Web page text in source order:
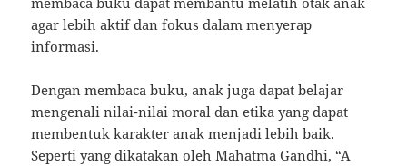
agar lebih aktif dan fokus dalam menyerap
informasi.
Dengan membaca buku, anak juga dapat belajar
mengenali nilai-nilai moral dan etika yang dapat
membentuk karakter anak menjadi lebih baik.
Seperti yang dikatakan oleh Mahatma Gandhi, “A